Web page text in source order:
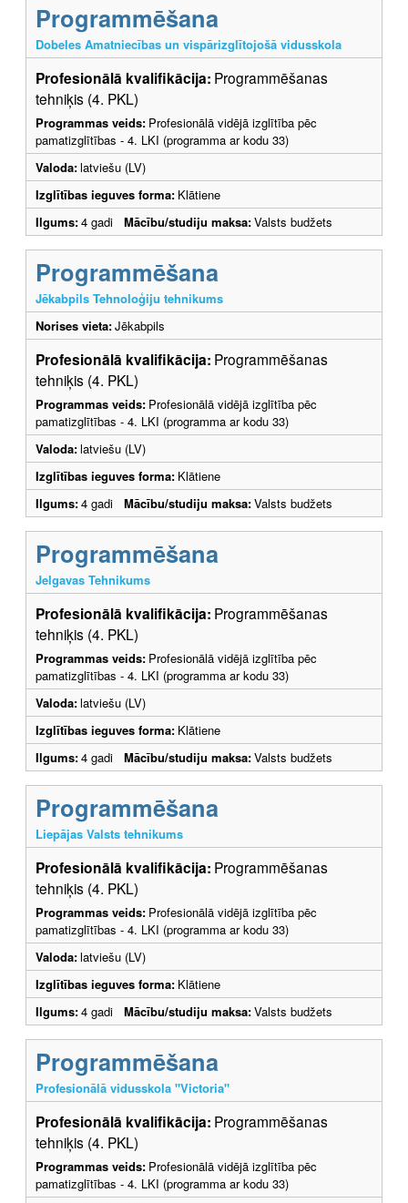
Programmēšana
Dobeles Amatniecības un vispārizglītojošā vidusskola
Profesionālā kvalifikācija: Programmēšanas
tehniķis (4. PKL)
Programmas veids: Profesionālā vidējā izglītība pēc
pamatizglītības - 4. LKI (programma ar kodu 33)
Valoda:latviešu (LV)
Izglītības ieguves forma: Klātiene
Ilgums:4 gadi Mācību/studiju maksa:Valsts budžets
Programmēšana
Jēkabpils Tehnoloģiju tehnikums
Norises vieta:Jēkabpils
Profesionālā kvalifikācija: Programmēšanas
tehniķis (4. PKL)
Programmas veids: Profesionālā vidējā izglītība pēc
pamatizglītības - 4. LKI (programma ar kodu 33)
Valoda:latviešu (LV)
Izglītības ieguves forma: Klātiene
Ilgums:4 gadi Mācību/studiju maksa:Valsts budžets
Programmēšana
Jelgavas Tehnikums
Profesionālā kvalifikācija: Programmēšanas
tehniķis (4. PKL)
Programmas veids: Profesionālā vidējā izglītība pēc
pamatizglītības - 4. LKI (programma ar kodu 33)
Valoda:latviešu (LV)
Izglītības ieguves forma: Klātiene
Ilgums:4 gadi Mācību/studiju maksa:Valsts budžets
Programmēšana
Liepājas Valsts tehnikums
Profesionālā kvalifikācija: Programmēšanas
tehniķis (4. PKL)
Programmas veids: Profesionālā vidējā izglītība pēc
pamatizglītības - 4. LKI (programma ar kodu 33)
Valoda:latviešu (LV)
Izglītības ieguves forma: Klātiene
Ilgums:4 gadi Mācību/studiju maksa:Valsts budžets
Programmēšana
Profesionālā vidusskola "Victoria"
Profesionālā kvalifikācija: Programmēšanas
tehniķis (4. PKL)
Programmas veids: Profesionālā vidējā izglītība pēc
pamatizglītības - 4. LKI (programma ar kodu 33)